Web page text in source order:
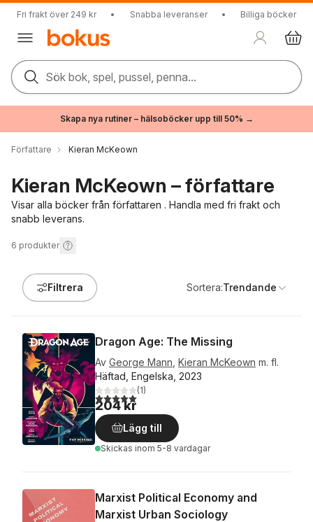
Fri frakt över 249 kr • Snabba leveranser • Billiga böcker
Sök bok, spel, pussel, penna...
Skapa nya rutiner – hälsoböcker upp till 50% →
Författare Kieran McKeown
Kieran McKeown – författare
Visar alla böcker från författaren . Handla med fri frakt och
snabb leverans.
6 produkter
Filtrera Sortera:Trendande
Dragon Age: The Missing
Av George Mann Kieran McKeown m. fl.
Häftad, Engelska, 2023
5,0utav 5 stjärnor. Totalt antal röster:
(1)
204 kr
Lägg till
Skickas inom 5-8 vardagar
Marxist Political Economy and
Marxist Urban Sociology